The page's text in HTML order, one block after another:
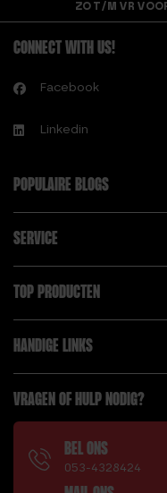
ZO T/M VR
CONNECT WITH US!
Facebook
Linkedin
POPULAIRE BLOGS
SERVICE
TOP PRODUCTEN
HANDIGE LINKS
VRAGEN OF HULP NODIG?
BEL ONS
053-4328424